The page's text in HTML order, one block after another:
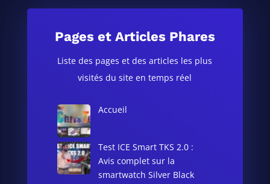
Pages et Articles Phares
Liste des pages et des articles les plus
visités du site en temps réel
Accueil
Test ICE Smart TKS 2.0 :
Avis complet sur la
smartwatch Silver Black